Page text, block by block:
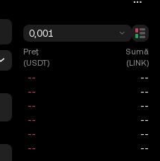
0,001
Preț
(USDT)
Sumă
(LINK)